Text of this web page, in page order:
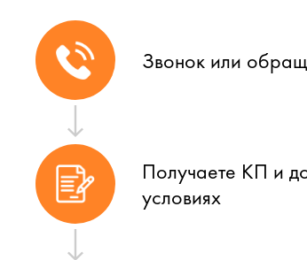
Звонок или
Получаете КП и
условиях